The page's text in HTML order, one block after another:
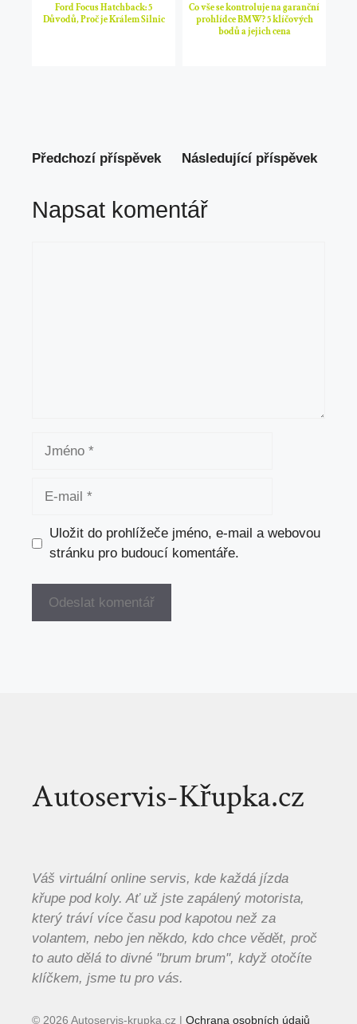
Ford Focus Hatchback: 5
Důvodů, Proč je Králem Silnic
Co vše se kontroluje na garanční
prohlídce BMW? 5 klíčových
bodů a jejich cena
Předchozí příspěvek Následující příspěvek
Napsat komentář
Jméno
Uložit do prohlížeče jméno, e-mail a webovou
stránku pro budoucí komentáře.
Autoservis-Křupka.cz
Váš virtuální online servis, kde každá jízda
křupe pod koly. Ať už jste zapálený motorista,
který tráví více času pod kapotou než za
volantem, nebo jen někdo, kdo chce vědět, proč
to auto dělá to divné "brum brum", když otočíte
klíčkem, jsme tu pro vás.
© 2026 Autoservis-krupka.cz | Ochrana osobních údajů